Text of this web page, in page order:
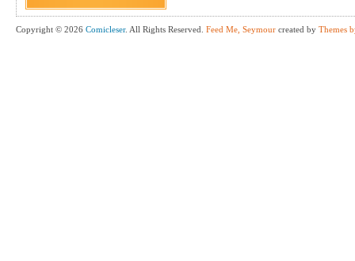
Copyright © 2026 Comicleser. All Rights Reserved. Feed Me, Seymour created by Themes